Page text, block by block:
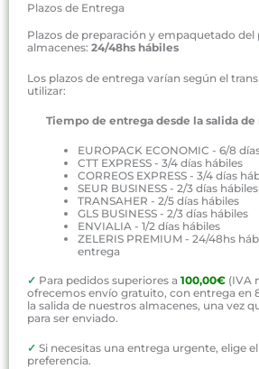
Plazos de Entrega
Plazos de preparación y empaquetado
almacenes: 24/48hs hábiles
Los plazos de entrega varían según el
utilizar:
Tiempo de entrega desde la salida de
EUROPACK ECONOMIC - 6/8
CTT EXPRESS - 3/4 días hábiles
CORREOS EXPRESS - 3/4 días
SEUR BUSINESS - 2/3 días hábiles
TRANSAHER - 2/5 días hábiles
GLS BUSINESS - 2/3 días hábiles
ENVIALIA - 1/2 días hábiles
ZELERIS PREMIUM - 24/48hs
entrega
✓ Para pedidos superiores a 100,00€ (IVA
ofrecemos envío gratuito, con entrega en
la salida de nuestros almacenes, una vez
para ser enviado.
✓ Si necesitas una entrega urgente, elige
preferencia.